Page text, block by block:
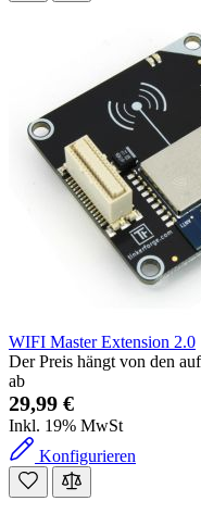
WIFI Master Extension 2.0
Der Preis hängt von den
ab
29,99 €
Inkl. 19% MwSt
Konfigurieren